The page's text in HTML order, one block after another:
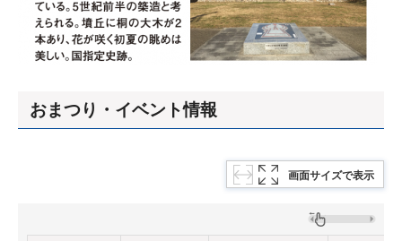
おまつり・イベント情報
画面サイズで表示